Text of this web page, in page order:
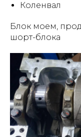
Коленвал
Блок моем,
шорт-блока